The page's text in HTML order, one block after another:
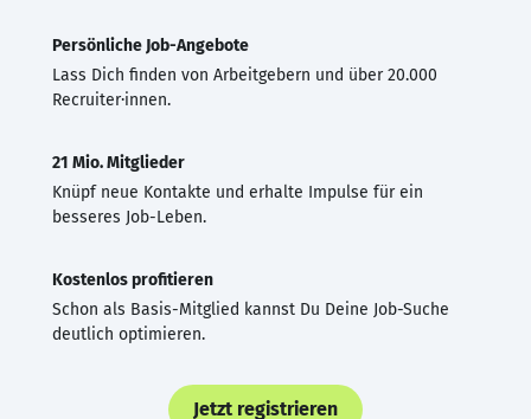
Persönliche Job-Angebote
Lass Dich finden von Arbeitgebern und über 20.000
Recruiter·innen.
21 Mio. Mitglieder
Knüpf neue Kontakte und erhalte Impulse für ein
besseres Job-Leben.
Kostenlos profitieren
Schon als Basis-Mitglied kannst Du Deine Job-Suche
deutlich optimieren.
Jetzt registrieren